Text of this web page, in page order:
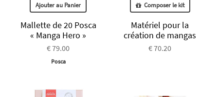
Ajouter au Panier
Mallette de 20 Posca
« Manga Hero »
€ 79.00
Posca
Composer le kit
Matériel pour la
création de mangas
€ 70.20